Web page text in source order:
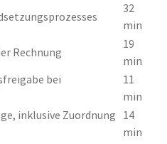
32
min
Rechnung
19
min
bei
11
min
inklusive Zuordnung 14
min